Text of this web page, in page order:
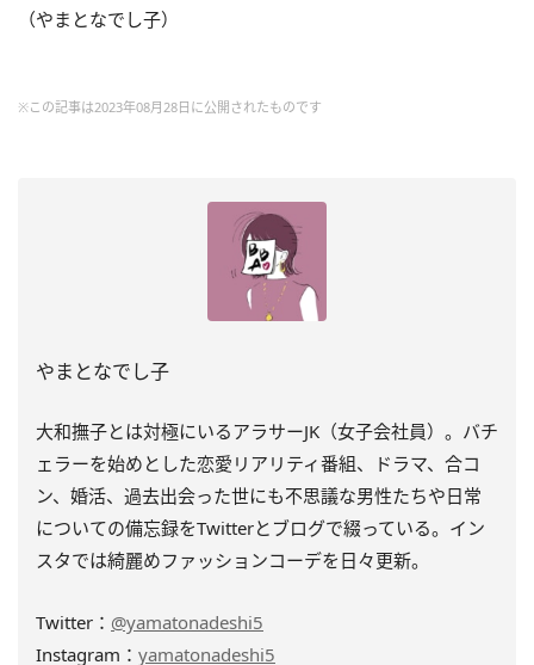
（やまとなでし子）
※この記事は2023年08月28日に公開されたものです
やまとなでし子
大和撫子とは対極にいるアラサーJK（女子会社員）。バチ
ェラーを始めとした恋愛リアリティ番組、ドラマ、合コ
ン、婚活、過去出会った世にも不思議な男性たちや日常
についての備忘録をTwitterとブログで綴っている。イン
スタでは綺麗めファッションコーデを日々更新。
Twitter： @yamatonadeshi5
Instagram： yamatonadeshi5